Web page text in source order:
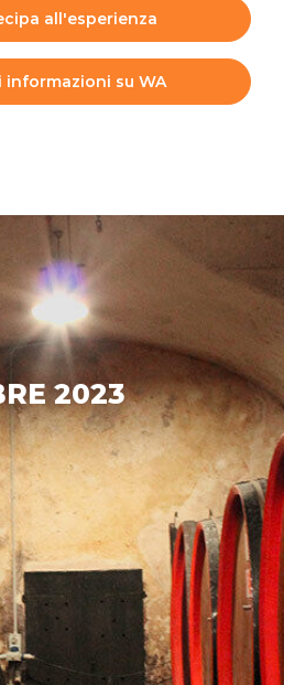
all'esperienza
informazioni su WA
2023